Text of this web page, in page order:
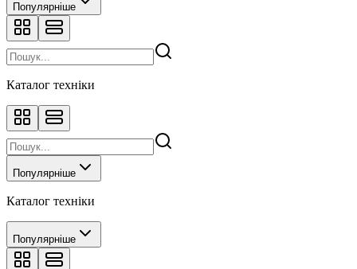
Популярніше
Каталог техніки
Популярніше
Каталог техніки
Популярніше